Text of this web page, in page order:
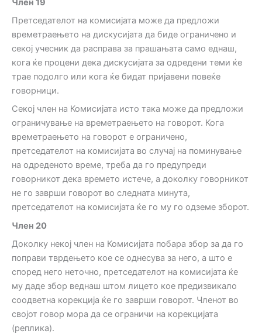
Член 19
Претседателот на комисијата може да предложи
времетраењето на дискусијата да биде ограничено и
секој учесник да расправа за прашањата само еднаш,
кога ќе процени дека дискусијата за одредени теми ќе
трае подолго или кога ќе бидат пријавени повеќе
говорници.
Секој член на Комисијата исто така може да предложи
ограничување на времетраењето на говорот. Кога
времетраењето на говорот е ограничено,
претседателот на комисијата во случај на поминување
на одреденото време, треба да го предупреди
говорникот дека времето истече, а доколку говорникот
не го заврши говорот во следната минута,
претседателот на комисијата ќе го му го одземе зборот.
Член 20
Доколку некој член на Комисијата побара збор за да го
поправи тврдењето кое се однесува за него, а што е
според него неточно, претседателот на комисијата ќе
му даде збор веднаш штом лицето кое предизвикало
соодветна корекција ќе го заврши говорот. Членот во
својот говор мора да се ограничи на корекцијата
(реплика).